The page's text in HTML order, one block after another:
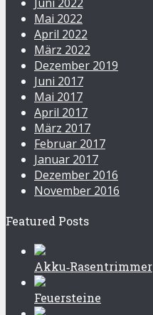
Mai 2022
April 2022
März 2022
Dezember 2019
Juni 2017
Mai 2017
April 2017
März 2017
Februar 2017
Januar 2017
Dezember 2016
November 2016
Featured Posts
Akku‑Rasentrimmer
Feuersteine